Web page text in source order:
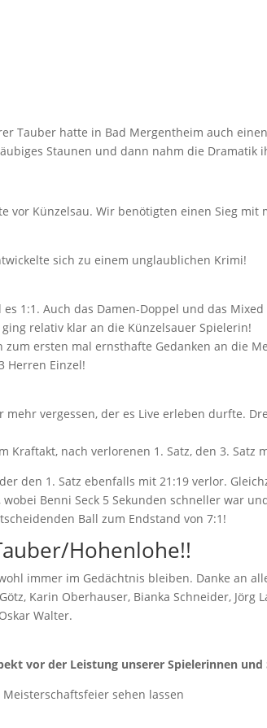
Tauber hatte in Bad Mergentheim auch
Staunen und dann nahm die Dramatik
vor Künzelsau. Wir benötigten einen Sieg
sich zu einem unglaublichen Krimi!
1:1. Auch das Damen-Doppel und das
relativ klar an die Künzelsauer Spielerin!
zum ersten mal ernsthafte Gedanken an die
Herren Einzel!
vergessen, der es Live erleben durfte.
Kraftakt, nach verlorenen 1. Satz, den 3. Satz
den 1. Satz ebenfalls mit 21:19 verlor.
Benni Seck 5 Sekunden schneller war
Ball zum Endstand von 7:1!
Hohenlohe!!
immer im Gedächtnis bleiben. Danke an
Karin Oberhauser, Bianka Schneider,
Walter.
vor der Leistung unserer Spielerinnen und
sehen lassen